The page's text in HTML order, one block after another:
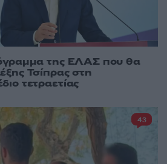
της ΕΛΑΣ που θα
Τσίπρας στη
τετραετίας
43